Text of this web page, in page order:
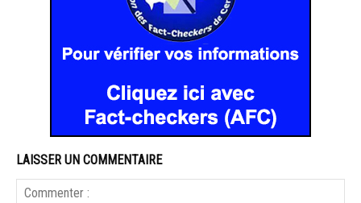
LAISSER UN COMMENTAIRE